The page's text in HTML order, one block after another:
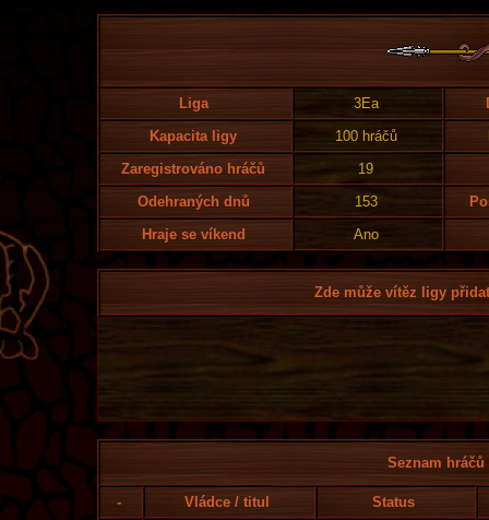
Liga 3Ea
Kapacita ligy
100 hráčů
Zaregistrováno hráčů
19
Odehraných dnů
153
Hraje se víkend
Ano
Zde může vítěz ligy
Seznam
- Vládce / titul
Status